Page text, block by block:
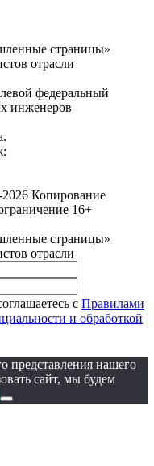
страницы»
отрасли
федеральный
инженеров
Копирование
16+
страницы»
отрасли
с Правилами
и обработкой
представления нашего
сайт, мы будем